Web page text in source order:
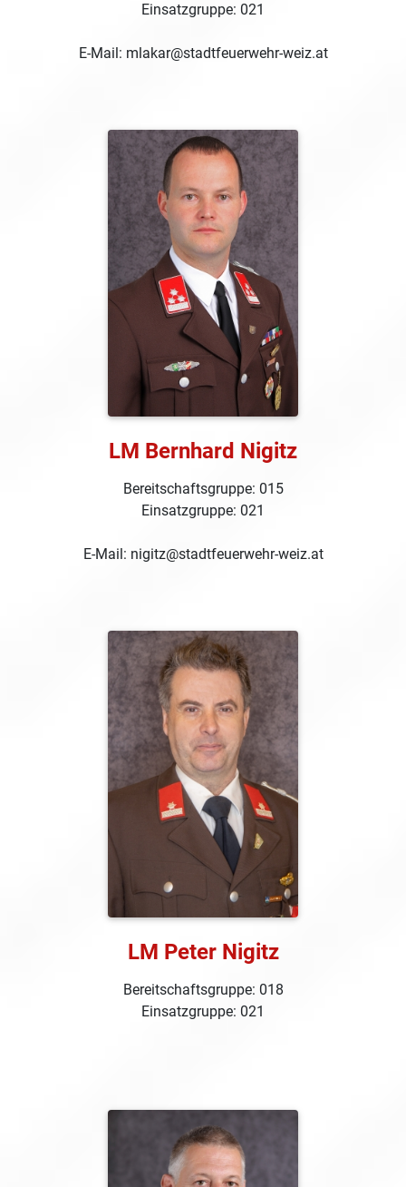
Einsatzgruppe: 021
E-Mail: mlakar@stadtfeuerwehr-weiz.at
LM Bernhard Nigitz
Bereitschaftsgruppe: 015
Einsatzgruppe: 021
E-Mail: nigitz@stadtfeuerwehr-weiz.at
LM Peter Nigitz
Bereitschaftsgruppe: 018
Einsatzgruppe: 021